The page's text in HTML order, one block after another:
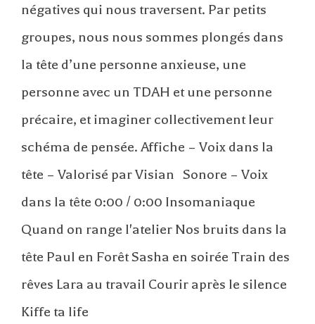
négatives qui nous traversent. Par petits
groupes, nous nous sommes plongés dans
la tête d’une personne anxieuse, une
personne avec un TDAH et une personne
précaire, et imaginer collectivement leur
schéma de pensée. Affiche – Voix dans la
tête – Valorisé par Visian Sonore – Voix
dans la tête 0:00 / 0:00 Insomaniaque
Quand on range l'atelier Nos bruits dans la
tête Paul en Forêt Sasha en soirée Train des
rêves Lara au travail Courir après le silence
Kiffe ta life